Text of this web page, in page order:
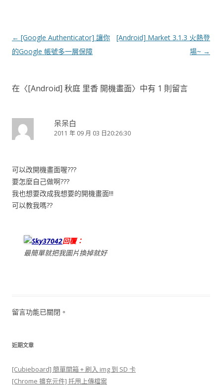
文
章
← [Google Authenticator] 讓你
的Google 帳號多一層保障
[Android] Market 3.1.3 火熱登
場~ →
在〈[Android] 秋庭 里香 開機畫面〉中有 1 則留言
呆呆白
2011 年 09 月 03 日20:26:30
可以改開機畫面喔???
要怎麼自己做啊???
我也想要改成我想要的開機畫面!!!
可以教我嗎??
Sky37042回覆：
最簡單就把我圖片換掉就好
留言功能已關閉。
近期文章
[Cubieboard] 簡單開箱 + 刷入 img 到 SD 卡
[Chrome 擴充元件] 托甩上傳檔案